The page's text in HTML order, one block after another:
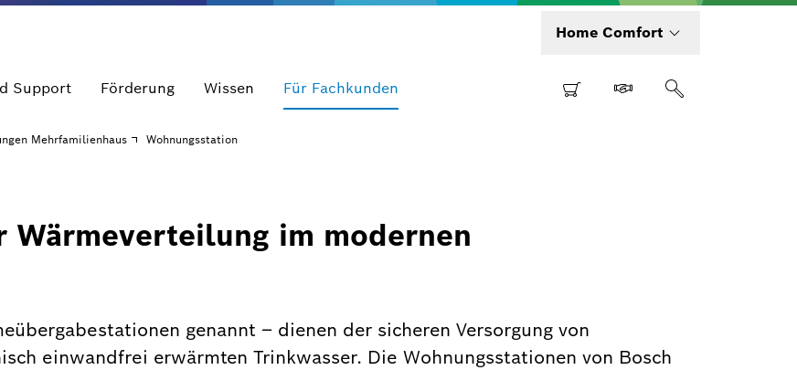
Home Comfort
Support Förderung Wissen Für Fachkunden
Mehrfamilienhaus Wohnungsstation
Wärmeverteilung im modernen
genannt – dienen der sicheren Versorgung von
einwandfrei erwärmten Trinkwasser. Die Wohnungsstationen von Bosch